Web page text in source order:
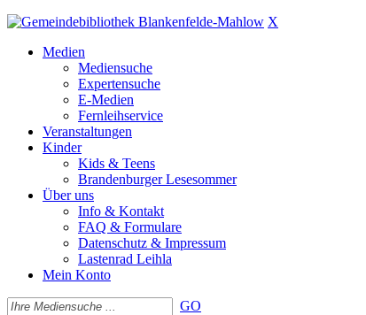
X
Medien
Mediensuche
Expertensuche
E-Medien
Fernleihservice
Veranstaltungen
Kinder
Kids & Teens
Brandenburger Lesesommer
Über uns
Info & Kontakt
FAQ & Formulare
Datenschutz & Impressum
Lastenrad Leihla
Mein Konto
GO